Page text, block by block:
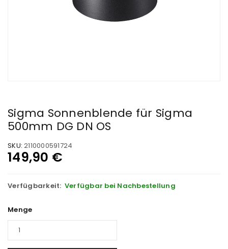
Sigma Sonnenblende für Sigma
500mm DG DN OS
SKU: 2110000591724
149,90 €
Verfügbarkeit: Verfügbar bei Nachbestellung
Menge